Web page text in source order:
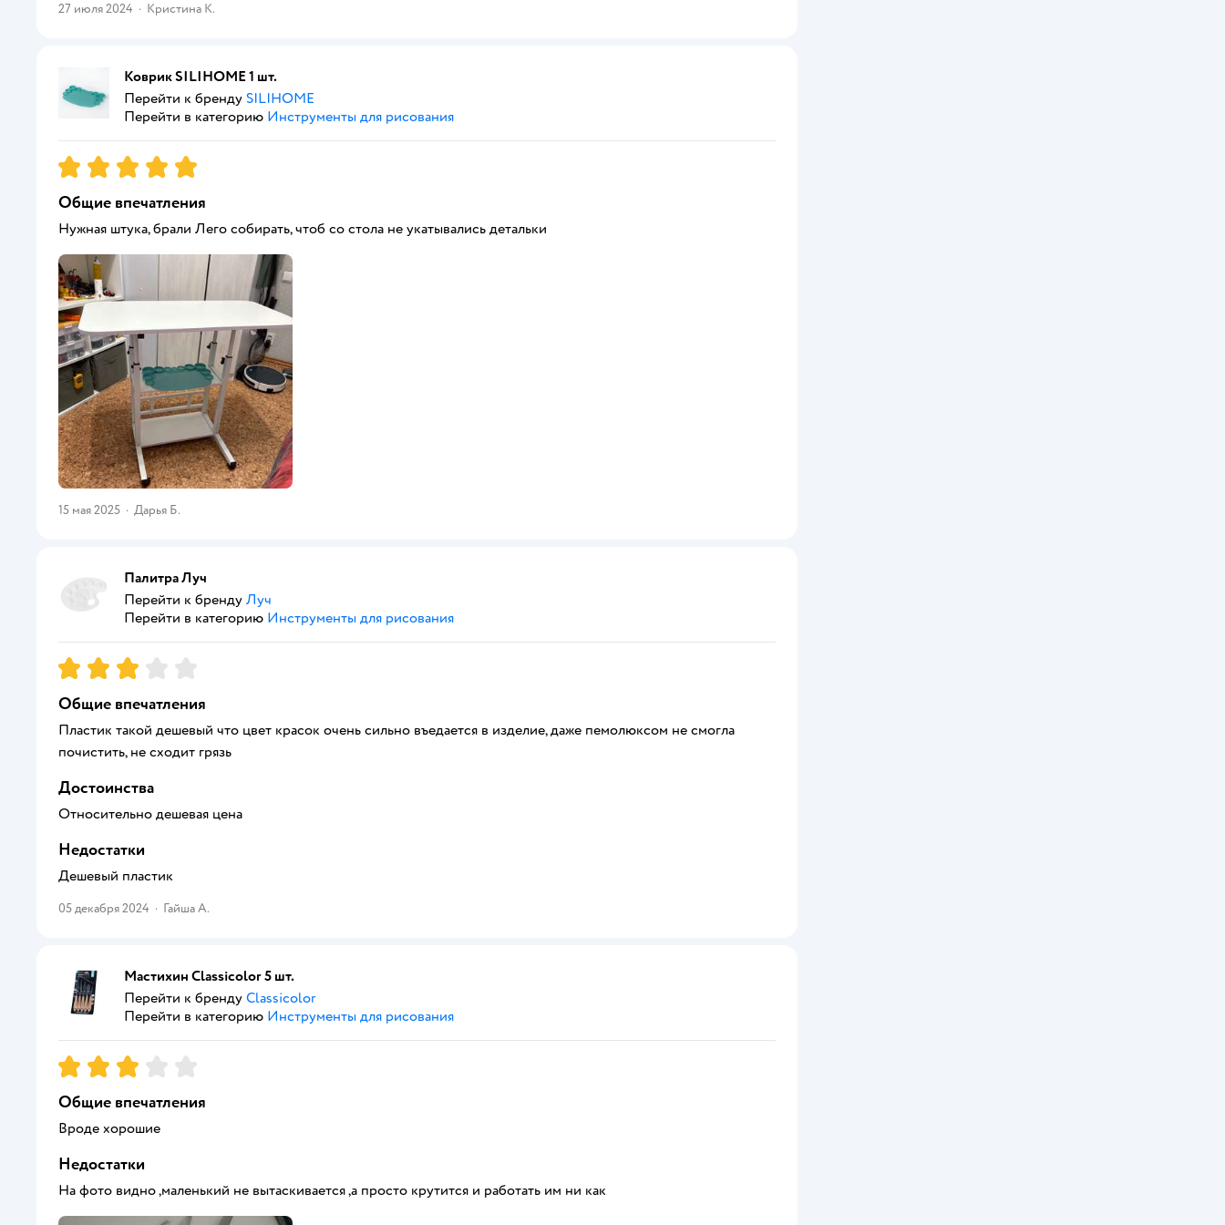
27 июля 2024 · Кристина К.
Коврик SILIHOME 1 шт.
Перейти к бренду SILIHOME
Перейти в категорию Инструменты для рисования
Рейтинг:5
Общие впечатления
Нужная штука, брали Лего собирать, чтоб со стола не укатывались детальки
15 мая 2025 · Дарья Б.
Палитра Луч
Перейти к бренду Луч
Перейти в категорию Инструменты для рисования
Рейтинг:3
Общие впечатления
Пластик такой дешевый что цвет красок очень сильно въедается в изделие, даже пемолюксом не смогла
почистить, не сходит грязь
Достоинства
Относительно дешевая цена
Недостатки
Дешевый пластик
05 декабря 2024 · Гайша А.
Мастихин Classicolor 5 шт.
Перейти к бренду Classicolor
Перейти в категорию Инструменты для рисования
Рейтинг:3
Общие впечатления
Вроде хорошие
Недостатки
На фото видно ,маленький не вытаскивается ,а просто крутится и работать им ни как